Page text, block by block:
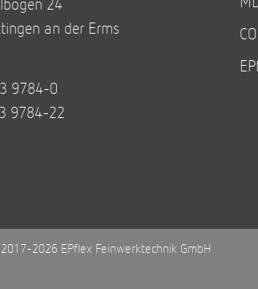
an der Erms
9784-0
9784-22
2026 EPflex Feinwerktechnik GmbH